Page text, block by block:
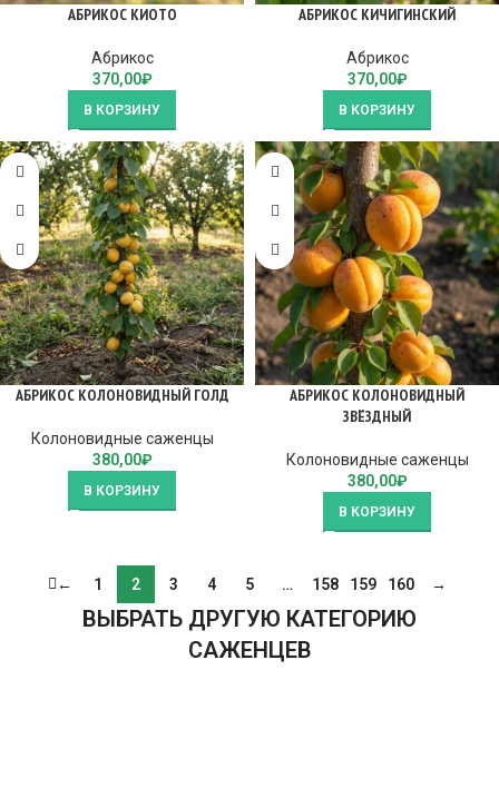
АБРИКОС КИОТО
Абрикос
370,00₽
В КОРЗИНУ
АБРИКОС КИЧИГИНСКИЙ
Абрикос
370,00₽
В КОРЗИНУ
АБРИКОС КОЛОНОВИДНЫЙ ГОЛД
Колоновидные саженцы
380,00₽
В КОРЗИНУ
АБРИКОС КОЛОНОВИДНЫЙ
ЗВЁЗДНЫЙ
Колоновидные саженцы
380,00₽
В КОРЗИНУ
← 1 2 3 4 5 … 158 159 160 →
ВЫБРАТЬ ДРУГУЮ КАТЕГОРИЮ
САЖЕНЦЕВ